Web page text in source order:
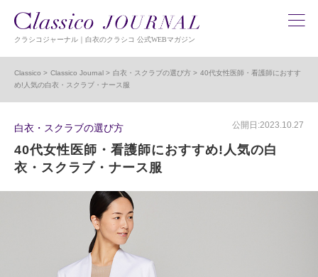
クラシコジャーナル｜白衣のクラシコ 公式WEBマガジン
Classico Classico Journal 白衣・スクラブの選び方
40代女性医師・看護師におすす
め!人気の白衣・スクラブ・ナース服
白衣・スクラブの選び方 公開日:2023.10.27
40代女性医師・看護師におすすめ!人気の白
衣・スクラブ・ナース服